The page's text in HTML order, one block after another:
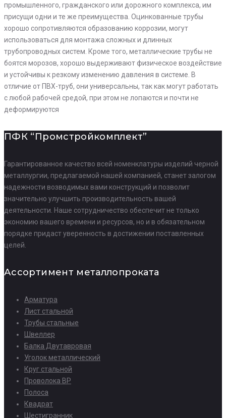
промышленного, гражданского или дорожного комплекса, им
присущи одни и те же преимущества. Оцинкованные трубы
хорошо сопротивляются образованию коррозии, могут
использоваться для монтажа сложных и длинных
трубопроводных систем. Кроме того, металлические трубы не
боятся морозов, хорошо выдерживают физическое воздействие
и устойчивы к резкому изменению давления в системе. В
отличие от ПВХ-труб, они универсальны, так как могут работать
с любой рабочей средой, при этом не лопаются и почти не
деформируются
ПФК “Промстройкомплект”
Гарантированное качество всей номенклатуры изделий черной
металлургии, предлагаемой нашей компанией, станет залогом
надежности возводимых вами конструкций и позволит
значительно улучшить производительность вашей
деятельности. Наше сотрудничество обеспечит не только
экономию вашего времени и ресурсов, но и в обязательном
порядке придаст уверенность в достижении поставленных
целей.
Ассортимент металлопроката
Арматура
Лист стальной
Трубы стальные
Швеллер
Балка Двутавровая
Уголок металлический
Круг стальной
Проволока ВР
Полоса
Квадрат
Шестигранник